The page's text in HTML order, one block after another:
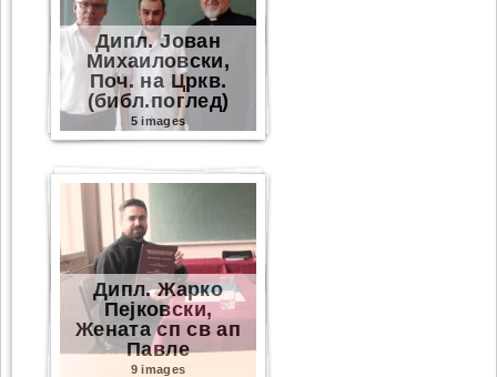
Дипл. Јован
Михаиловски,
Поч. на Цркв.
(библ.поглед)
5 images
Дипл. Жарко
Пејковски,
Жената сп св ап
Павле
9 images